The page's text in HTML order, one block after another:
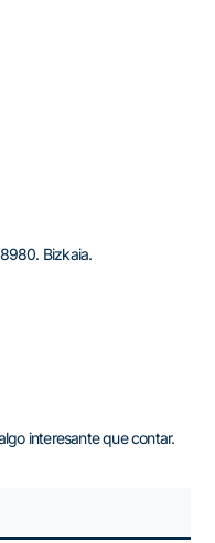
Bizkaia.
interesante que contar.